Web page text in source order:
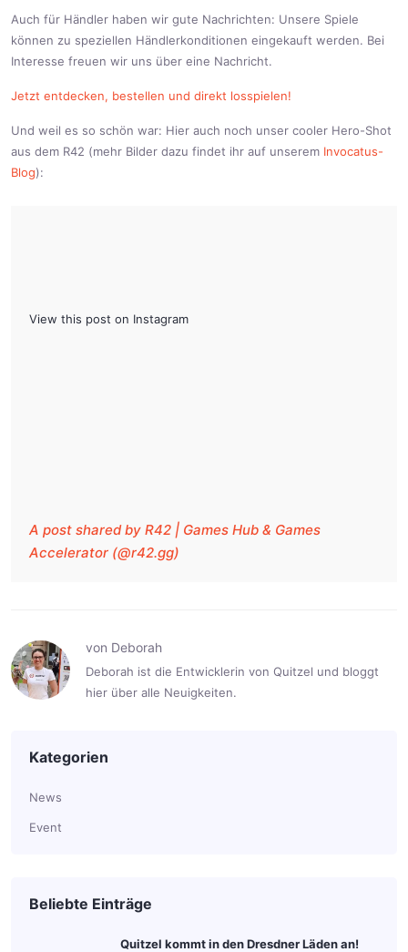
Auch für Händler haben wir gute Nachrichten: Unsere Spiele
können zu speziellen Händlerkonditionen eingekauft werden. Bei
Interesse freuen wir uns über eine Nachricht.
Jetzt entdecken, bestellen und direkt losspielen!
Und weil es so schön war: Hier auch noch unser cooler Hero-Shot
aus dem R42 (mehr Bilder dazu findet ihr auf unserem Invocatus-
Blog):
View this post on Instagram
A post shared by R42 | Games Hub & Games
Accelerator (@r42.gg)
von Deborah
Deborah ist die Entwicklerin von Quitzel und bloggt
hier über alle Neuigkeiten.
Kategorien
News
Event
Beliebte Einträge
Quitzel kommt in den Dresdner Läden an!